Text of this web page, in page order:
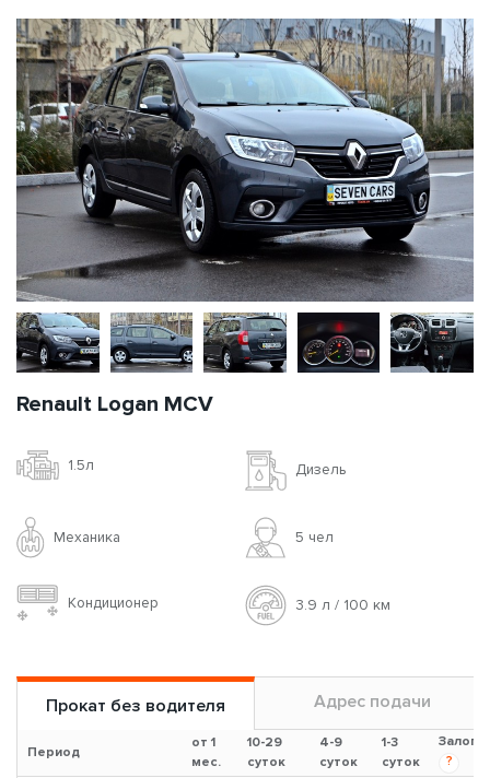
Renault Logan MCV
1.5л Дизель
Механика 5 чел
Кондиционер 3.9 л / 100 км
Прокат без водителя Адрес подачи
Период
от 1
мес.
10-29
суток
4-9
суток
1-3
суток
Залог
?